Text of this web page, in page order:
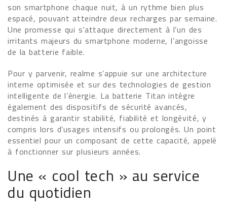
son smartphone chaque nuit, à un rythme bien plus
espacé, pouvant atteindre deux recharges par semaine.
Une promesse qui s’attaque directement à l’un des
irritants majeurs du smartphone moderne, l’angoisse
de la batterie faible.
Pour y parvenir, realme s’appuie sur une architecture
interne optimisée et sur des technologies de gestion
intelligente de l’énergie. La batterie Titan intègre
également des dispositifs de sécurité avancés,
destinés à garantir stabilité, fiabilité et longévité, y
compris lors d’usages intensifs ou prolongés. Un point
essentiel pour un composant de cette capacité, appelé
à fonctionner sur plusieurs années.
Une « cool tech » au service
du quotidien